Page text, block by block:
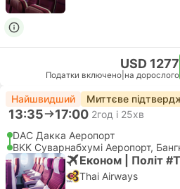
USD 1277
Податки включено на дорослого
Найшвидший Миттєве
13:35 17:00 2год і 25хв
DAC Дакка Аеропорт
BKK Суварнабхумі Аеропорт,
Економ | Політ
Thai Airways